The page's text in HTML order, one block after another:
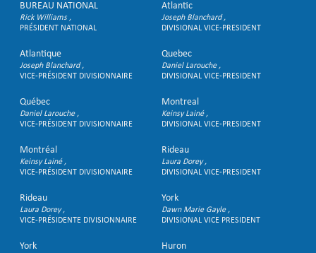
BUREAU NATIONAL
Rick Williams
PRÉSIDENT NATIONAL
Atlantic
Joseph Blanchard
DIVISIONAL VICE-PRESIDENT
Atlantique
Joseph Blanchard
VICE-PRÉSIDENT DIVISIONNAIRE
Quebec
Daniel Larouche
DIVISIONAL VICE-PRESIDENT
Québec
Daniel Larouche
VICE-PRÉSIDENT DIVISIONNAIRE
Montreal
Keinsy Lainé
DIVISIONAL VICE-PRESIDENT
Montréal
Keinsy Lainé
VICE-PRÉSIDENT DIVISIONNAIRE
Rideau
Laura Dorey
DIVISIONAL VICE-PRESIDENT
Rideau
Laura Dorey
VICE-PRÉSIDENTE DIVISIONNAIRE
York
Dawn Marie Gayle
DIVISIONAL VICE PRESIDENT
York Huron